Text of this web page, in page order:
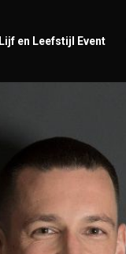
Lijf en Leefstijl Event